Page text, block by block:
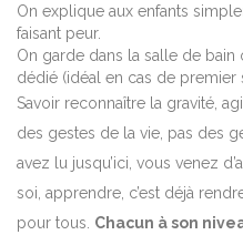
On explique aux enfants
faisant peur.
On garde dans la salle de
dédié (idéal en cas de premier
Savoir reconnaître la gravité,
des gestes de la vie, pas des
avez lu jusqu’ici, vous venez
soi, apprendre, c’est déjà
pour tous. Chacun à son